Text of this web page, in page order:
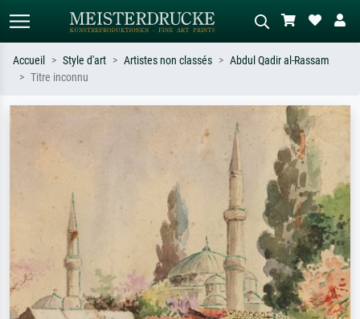
impressionnisme, vague de Hokusai,
Décrivez la scène – ex. prairie verte,
abstrait avec beaucoup de rouge,
tableau sombre, nu debout près d'un
arbre.
Accueil Style d'art Artistes non classés
Abdul Qadir al-Rassam
Titre inconnu